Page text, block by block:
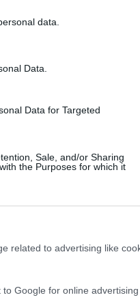
data.
Data.
Data for Targeted
Sale, and/or Sharing
the Purposes for which it
related to advertising like
Google for online advertising
világban milyen
divatosságán túl is
jelenetben, ahol
tévé előtt, teával a
vágó, egymást
közvetítése
frázisok
már a
keresztül
is töredékesen
kórusban oldódjanak
színészi